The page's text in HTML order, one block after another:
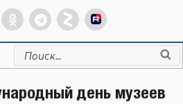
Искать:
день музеев